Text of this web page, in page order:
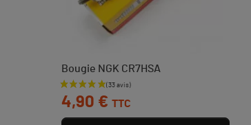
Bougie NGK CR7HSA
Prix
4,90 € TTC